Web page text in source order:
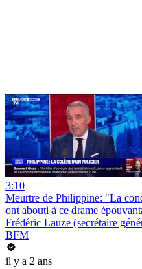
3:10
Meurtre de Philippine: "La
ont abouti à ce drame
Frédéric Lauze (secrétaire
BFM
il y a 2 ans